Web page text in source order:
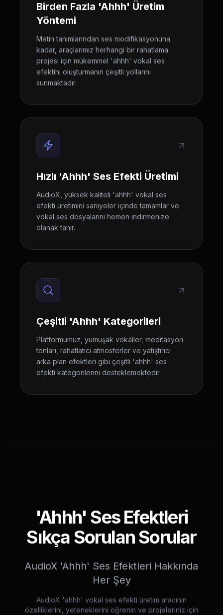
Birden Fazla 'Ahhh' Üretim
Yöntemi
Metin tanımlarından ses modifikasyonuna
kadar, araçlarımız herhangi bir rahatlama
projesi için mükemmel 'ahhh' vokal ses
efektini oluşturmanın çeşitli yollarını
sunmaktadır.
Hızlı 'Ahhh' Ses Efekti Üretimi
AudioX, yüksek kaliteli 'ahhh' vokal ses
efekti üretimini saniyeler içinde tamamlar ve
vokal ses dosyalarını hemen indirmenize
olanak tanır.
Çeşitli 'Ahhh' Kategorileri
Platformumuz, yumuşak vokaller, meditasyon
tonları, rahatlatıcı atmosferler ve yatıştırıcı
arka plan efektleri gibi çeşitli 'ahhh' ses
efekti kategorilerini desteklemektedir.
'Ahhh' Ses Efektleri
Sıkça Sorulan Sorular
AudioX 'Ahhh' Ses Efektleri Hakkında
Her Şey
AudioX 'ahhh' vokal ses efekti üretim aracının
özelliklerini, yeteneklerini öğrenin ve projeleriniz için